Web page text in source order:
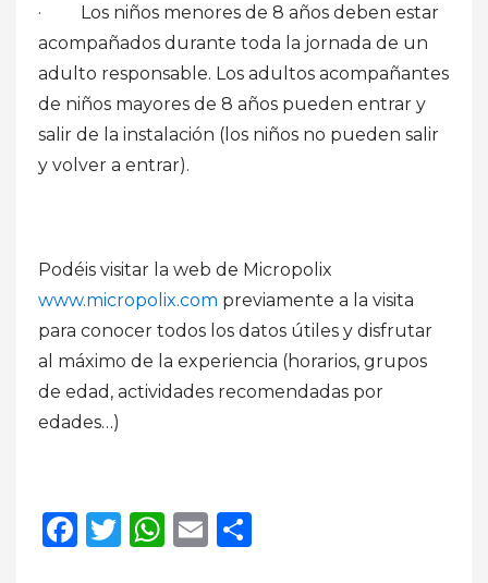
· Los niños menores de 8 años deben estar
acompañados durante toda la jornada de un
adulto responsable. Los adultos acompañantes
de niños mayores de 8 años pueden entrar y
salir de la instalación (los niños no pueden salir
y volver a entrar).
Podéis visitar la web de Micropolix
www.micropolix.com previamente a la visita
para conocer todos los datos útiles y disfrutar
al máximo de la experiencia (horarios, grupos
de edad, actividades recomendadas por
edades…)
Facebook
Twitter
WhatsApp
Email